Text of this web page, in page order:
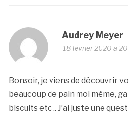
Audrey Meyer
18 février 2020 à
Bonsoir, je viens de découvrir
beaucoup de pain moi même,
biscuits etc .. J’ai juste une